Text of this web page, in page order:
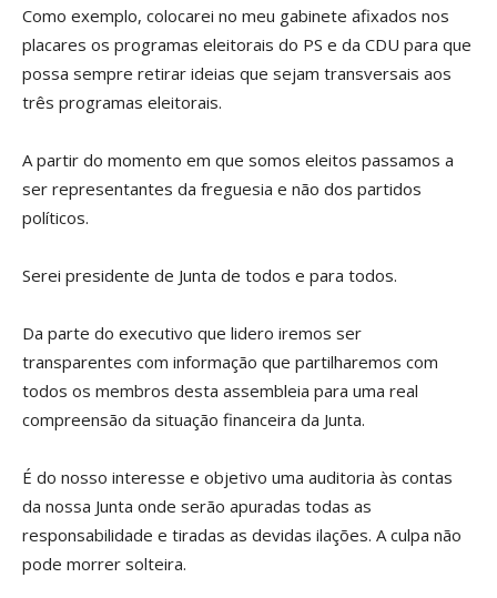
Como exemplo, colocarei no meu gabinete afixados nos
placares os programas eleitorais do PS e da CDU para que
possa sempre retirar ideias que sejam transversais aos
três programas eleitorais.
A partir do momento em que somos eleitos passamos a
ser representantes da freguesia e não dos partidos
políticos.
Serei presidente de Junta de todos e para todos.
Da parte do executivo que lidero iremos ser
transparentes com informação que partilharemos com
todos os membros desta assembleia para uma real
compreensão da situação financeira da Junta.
É do nosso interesse e objetivo uma auditoria às contas
da nossa Junta onde serão apuradas todas as
responsabilidade e tiradas as devidas ilações. A culpa não
pode morrer solteira.